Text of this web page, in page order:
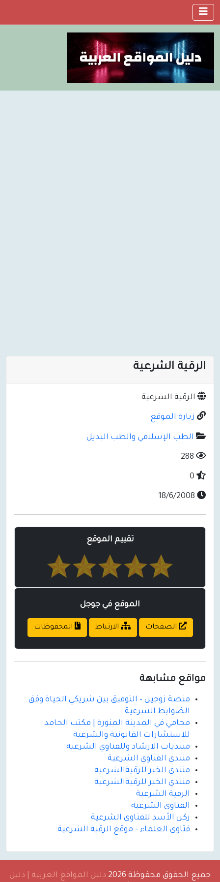
الرقية الشرعية
الرقية الشرعية
زيارة الموقع
الطب الإسلامي والطب البديل
تقييم الموقع
الموقع في جوجل
الصفحات الارتباط المحفوظات
مواقع مشابهة
منصة زوجين – التوفيق بين شريكي الحياة وفق
الضوابط الشرعية
محامي في المدينة المنورة | مكتب الحامد
للاستشارات القانونية والشرعية
منتديات الارشاد وللفتاوي الشرعية
منتدي الفتاوي الشرعية
منتدي الخير للرقيةالشرعية
منتدي الخير للرقيةالشرعية
الرقية الشرعية
الفتاوى الشرعية
ركن الأسد للفتاوى الشرعية
فتاوى العلماء - موقع الرقية الشرعية
جميع الحقوق محفوظة 2026 دليل المواقع العربيه | دليل